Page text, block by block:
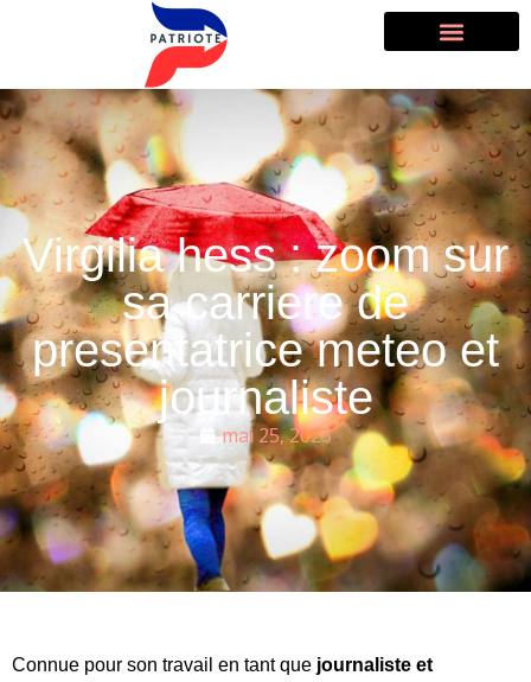
Virgilia hess : zoom sur
sa carriere de
presentatrice meteo et
journaliste
mai 25, 2023
Connue pour son travail en tant que journaliste et